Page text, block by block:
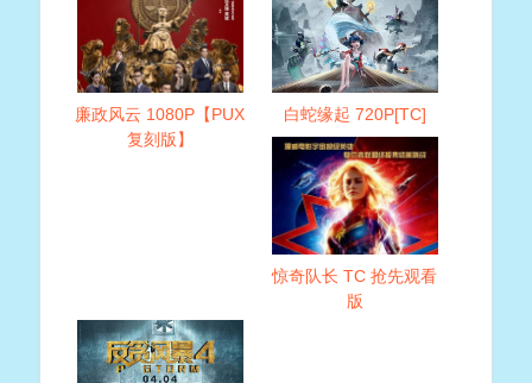
廉政风云 1080P【PUX
复刻版】
白蛇缘起 720P[TC]
惊奇队长 TC 抢先观看
版